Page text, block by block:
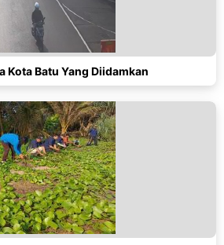
Kota Batu Yang Diidamkan